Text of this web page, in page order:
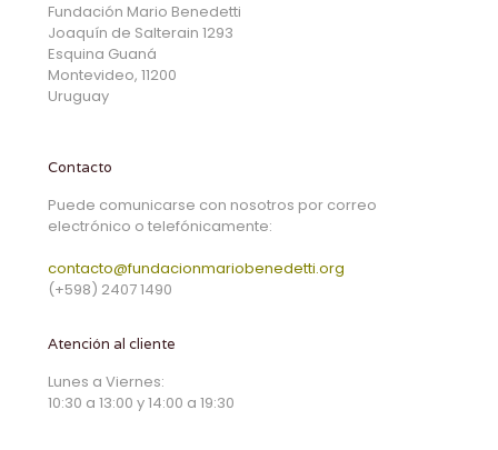
Fundación Mario Benedetti
Joaquín de Salterain 1293
Esquina Guaná
Montevideo, 11200
Uruguay
Contacto
Puede comunicarse con nosotros por correo
electrónico o telefónicamente:
contacto@fundacionmariobenedetti.org
(+598) 2407 1490
Atención al cliente
Lunes a Viernes:
10:30 a 13:00 y 14:00 a 19:30